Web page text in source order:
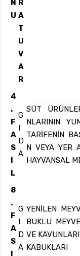
N
U
R
A
T
U
V
A
R
4
.
F
A
S
L
G
D
A
SÜT
NLARININ
TARİFENİN
N VEYA YER
HAYVANSAL
8
.
F
A
S
G
D
A
YENİLEN
BUKLU
VE
KABUKLARI